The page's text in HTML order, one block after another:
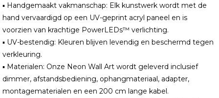
▪ Handgemaakt vakmanschap: Elk kunstwerk wordt met de
hand vervaardigd op een UV-geprint acryl paneel en is
voorzien van krachtige PowerLEDs™ verlichting.
▪ UV-bestendig: Kleuren blijven levendig en beschermd tegen
verkleuring.
▪ Materialen: Onze Neon Wall Art wordt geleverd inclusief
dimmer, afstandsbediening, ophangmateriaal, adapter,
montagematerialen en een 200 cm lange kabel.